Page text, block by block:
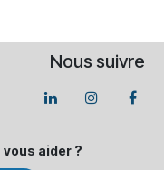
Nous suivre
aider ?